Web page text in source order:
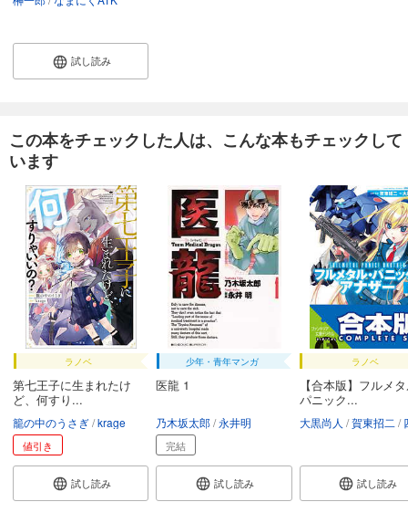
試し読み
この本をチェックした人は、こんな本もチェックして
います
ラノベ
第七王子に生まれたけ
ど、何すり...
籠の中のうさぎ krage
値引き
試し読み
少年・青年マンガ
医龍 1
乃木坂太郎 永井明
完結
試し読み
ラノベ
【合本版】フルメ
パニック...
大黒尚人 賀東招二
試し読み